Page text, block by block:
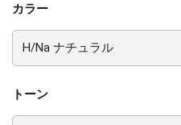
カラー
トーン